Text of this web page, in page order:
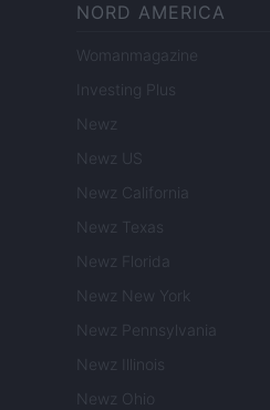
NORD AMERICA
Womanmagazine
Investing Plus
Newz
Newz US
Newz California
Newz Texas
Newz Florida
Newz New York
Newz Pennsylvania
Newz Illinois
Newz Ohio